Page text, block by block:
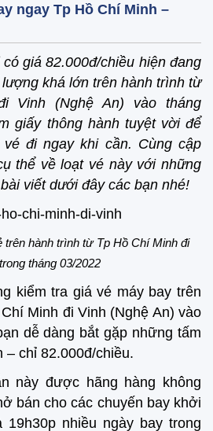
ngay Tp Hồ Chí Minh –
giá 82.000đ/chiều hiện đang
khá lớn trên hành trình từ
Vinh (Nghệ An) vào tháng
giấy thông hành tuyệt vời để
đi ngay khi cần. Cùng cập
thể về loạt vé này với những
viết dưới đây các bạn nhé!
trên hành trình từ Tp Hồ Chí Minh đi
tháng 03/2022
kiểm tra giá vé máy bay trên
Minh đi Vinh (Nghệ An) vào
dễ dàng bắt gặp những tấm
– chỉ 82.000đ/chiều.
này được hãng hàng không
bán cho các chuyến bay khởi
19h30p nhiều ngày bay trong